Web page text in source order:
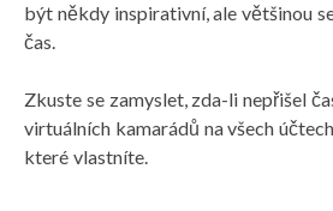
být někdy inspirativní, ale většinou
čas.
Zkuste se zamyslet, zda-li nepřišel
virtuálních kamarádů na všech
které vlastníte.